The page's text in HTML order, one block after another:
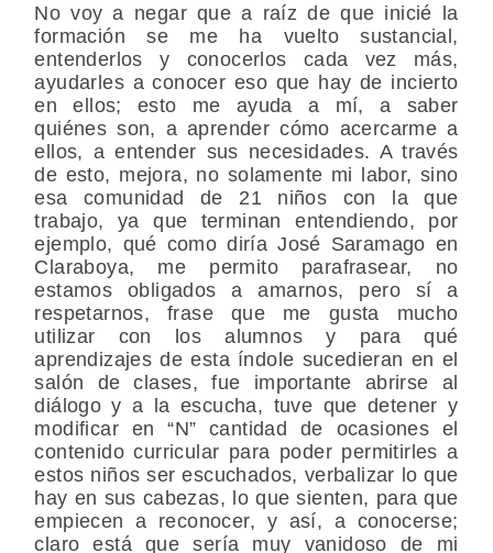
No voy a negar que a raíz de que inicié la
formación se me ha vuelto sustancial,
entenderlos y conocerlos cada vez más,
ayudarles a conocer eso que hay de incierto
en ellos; esto me ayuda a mí, a saber
quiénes son, a aprender cómo acercarme a
ellos, a entender sus necesidades. A través
de esto, mejora, no solamente mi labor, sino
esa comunidad de 21 niños con la que
trabajo, ya que terminan entendiendo, por
ejemplo, qué como diría José Saramago en
Claraboya, me permito parafrasear, no
estamos obligados a amarnos, pero sí a
respetarnos, frase que me gusta mucho
utilizar con los alumnos y para qué
aprendizajes de esta índole sucedieran en el
salón de clases, fue importante abrirse al
diálogo y a la escucha, tuve que detener y
modificar en “N” cantidad de ocasiones el
contenido curricular para poder permitirles a
estos niños ser escuchados, verbalizar lo que
hay en sus cabezas, lo que sienten, para que
empiecen a reconocer, y así, a conocerse;
claro está que sería muy vanidoso de mi